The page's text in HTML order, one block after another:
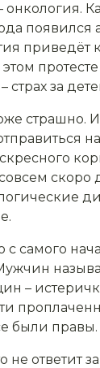
онкология.
появился
приведёт
страх за
страшно.
скоро
самого
–
были правы.
ответит за